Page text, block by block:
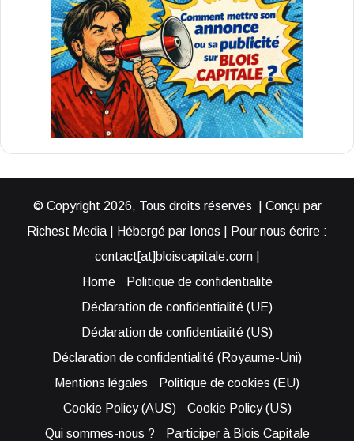
© Copyright 2026, Tous droits réservés | Conçu par
Richest Media | Hébergé par Ionos | Pour nous écrire :
contact[at]bloiscapitale.com |
Home
Politique de confidentialité
Déclaration de confidentialité (UE)
Déclaration de confidentialité (US)
Déclaration de confidentialité (Royaume-Uni)
Mentions légales
Politique de cookies (EU)
Cookie Policy (AUS)
Cookie Policy (US)
Qui sommes-nous ?
Participer à Blois Capitale